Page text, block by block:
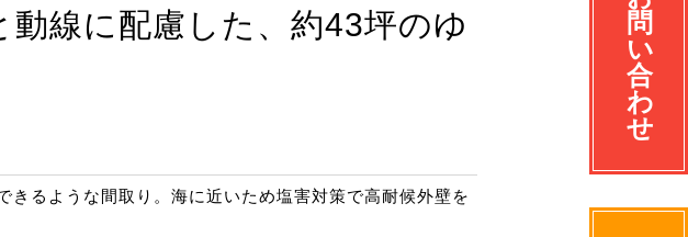
線に配慮した、約43坪のゆ
るような間取り。海に近いため塩害対策で高耐候外壁を
問
い
合
わ
せ